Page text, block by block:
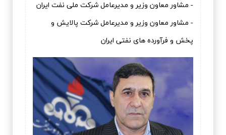
- مشاور معاون وزیر و مدیرعامل شرکت ملی نفت ایران
- مشاور معاون وزیر و مدیرعامل شرکت پالایش و
پخش و فرآورده های نفتی ایران